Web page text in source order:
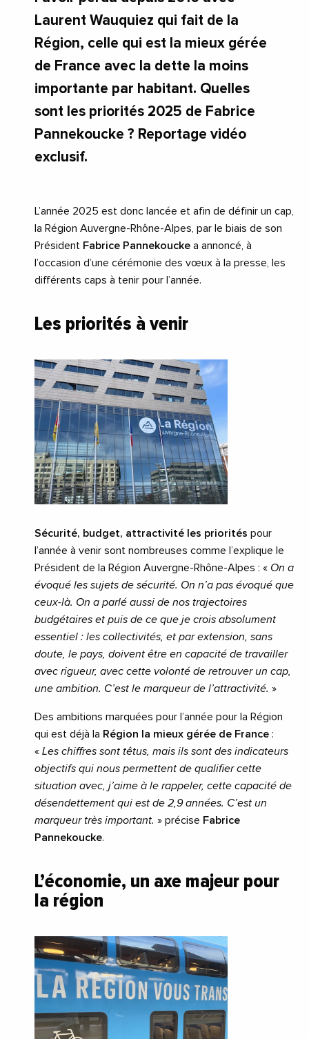
Laurent Wauquiez qui fait de la
Région, celle qui est la mieux gérée
de France avec la dette la moins
importante par habitant. Quelles
sont les priorités 2025 de Fabrice
Pannekoucke ? Reportage vidéo
exclusif.
L’année 2025 est donc lancée et afin de définir un cap,
la Région Auvergne-Rhône-Alpes, par le biais de son
Président Fabrice Pannekoucke a annoncé, à
l’occasion d’une cérémonie des vœux à la presse, les
différents caps à tenir pour l’année.
Les priorités à venir
Sécurité, budget, attractivité les priorités pour
l’année à venir sont nombreuses comme l’explique le
Président de la Région Auvergne-Rhône-Alpes : « On a
évoqué les sujets de sécurité. On n’a pas évoqué que
ceux-là. On a parlé aussi de nos trajectoires
budgétaires et puis de ce que je crois absolument
essentiel : les collectivités, et par extension, sans
doute, le pays, doivent être en capacité de travailler
avec rigueur, avec cette volonté de retrouver un cap,
une ambition. C’est le marqueur de l’attractivité. »
Des ambitions marquées pour l’année pour la Région
qui est déjà la Région la mieux gérée de France :
« Les chiffres sont têtus, mais ils sont des indicateurs
objectifs qui nous permettent de qualifier cette
situation avec, j’aime à le rappeler, cette capacité de
désendettement qui est de 2,9 années. C’est un
marqueur très important. » précise Fabrice
Pannekoucke.
L’économie, un axe majeur pour
la région